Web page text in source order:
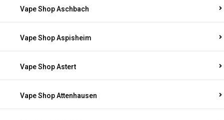
Vape Shop Aschbach
Vape Shop Aspisheim
Vape Shop Astert
Vape Shop Attenhausen